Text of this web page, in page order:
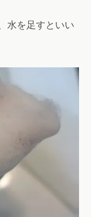
水を足すといい